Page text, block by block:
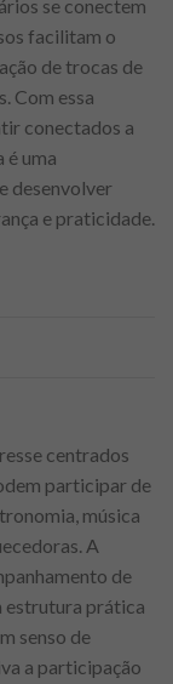
se conectem
facilitam o
de trocas de
Com essa
conectados a
é uma
desenvolver
e praticidade.
centrados
participar de
música
A
de
estrutura prática
senso de
a participação